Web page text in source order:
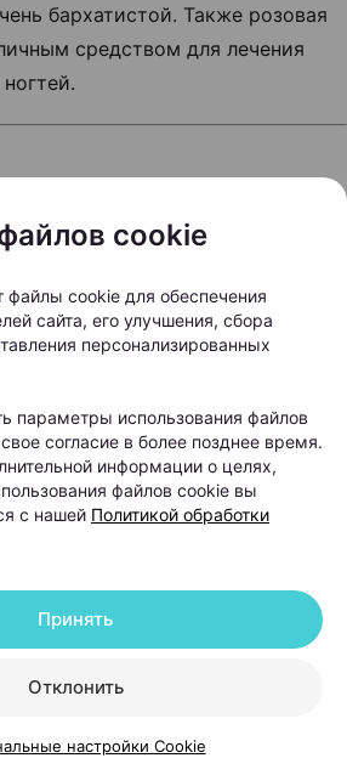
бархатистой. Также розовая
средством для лечения
на большой глубине.
морщины, тонизировать и
кожу. Обеспечивает глубокую
различных
cookie
файлы cookie для обеспечения
сайта, его улучшения, сбора
персонализированных
параметры использования файлов
согласие в более позднее время.
информации о целях,
файлов cookie вы
с нашей Политикой обработки
Отклонить
Принять
настройки Cookie